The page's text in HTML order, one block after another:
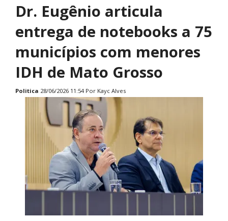
Dr. Eugênio articula
entrega de notebooks a 75
municípios com menores
IDH de Mato Grosso
Politica 28/06/2026 11:54 Por Kayc Alves